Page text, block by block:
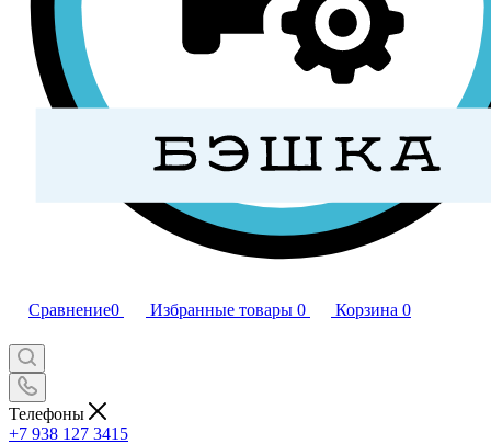
Сравнение0 Избранные товары 0 Корзина 0
Телефоны
+7 938 127 3415